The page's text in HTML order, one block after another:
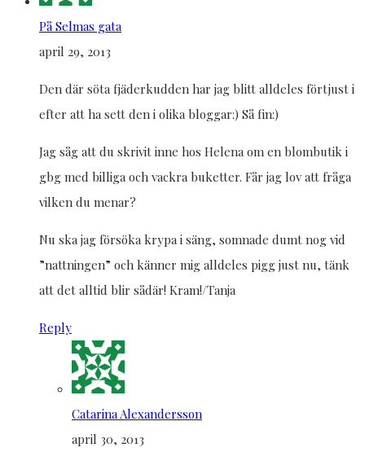
På Selmas gata
april 29, 2013
Den där söta fjäderkudden har jag blitt alldeles förtjust i
efter att ha sett den i olika bloggar:) Så fin:)
Jag såg att du skrivit inne hos Helena om en blombutik i
gbg med billiga och vackra buketter. Får jag lov att fråga
vilken du menar?
Nu ska jag försöka krypa i säng, somnade dumt nog vid
”nattningen” och känner mig alldeles pigg just nu, tänk
att det alltid blir sådär! Kram!/Tanja
Reply
Catarina Alexandersson
april 30, 2013